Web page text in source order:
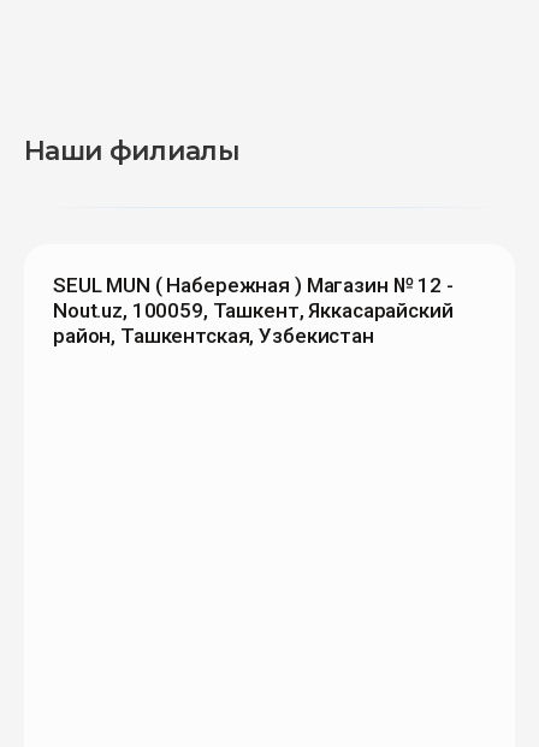
Наши филиалы
SEUL MUN ( Набережная ) Магазин № 12 -
Nout.uz, 100059, Ташкент, Яккасарайский
район, Ташкентская, Узбекистан